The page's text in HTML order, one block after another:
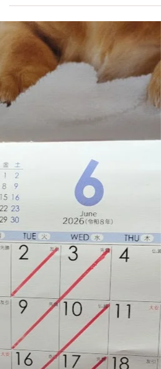
度超える暑い日もあり このまま夏になるの
かと思いましたが ここの所寒いですね。
温差ありますので風邪などお気をつけくだ
い。 エイトオプティクより 草花や自然を
チーフにデザインされている プトゥリが入
荷しました！ https://www.eight-
optic.co.jp/brand/putri.html 大人可愛いメガ
で、初夏を楽しんでみませんか？ ^^
∞・・・・・・・・・・・・・・・・・・
日と明後日は メガネアートに、大舘のプリ
来店！！ トプコンさんにも ご来店いただ
ツーポイントの加工研修していただきます
その後は、みんなで八戸観光して 夜は交流
会で情報交換して楽しみたいと思います。
年に、２回の勉強会ですが 八戸は初めて、
皆様に喜んでいただけるように 楽しみたい
と思います。 ＃春の研修会 ＃プトウリ ＃
愛いメガネ